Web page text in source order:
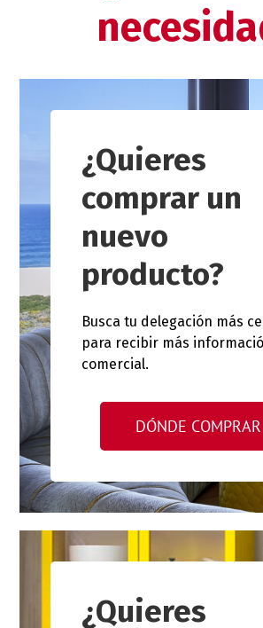
¿Quieres
comprar un
nuevo
producto?
Busca tu delegación más
para recibir más
comercial.
DÓNDE COMPRAR
¿Quieres